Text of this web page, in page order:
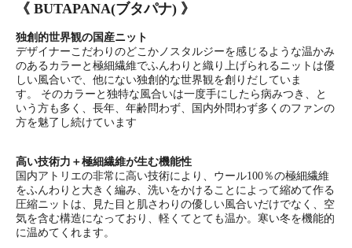
《 BUTAPANA(ブタパナ) 》
独創的世界観の国産ニット
デザイナーこだわりのどこかノスタルジーを感じるような温かみ
のあるカラーと極細繊維でふんわりと織り上げられるニットは優
しい風合いで、他にない独創的な世界観を創りだしていま
す。
そのカラーと独特な風合いは一度手にしたら病みつき、と
いう方も多く、長年、年齢問わず、国内外問わず多くのファンの
方を魅了し続けています
高い技術力＋極細繊維が生む機能性
国内アトリエの非常に高い技術により、ウール100％の極細繊維
をふんわりと大きく編み、洗いをかけることによって縮めて作る
圧縮ニットは、見た目と肌さわりの優しい風合いだけでなく、空
気を含む構造になっており、軽くてとても温か。寒い冬を機能的
に温めてくれます。